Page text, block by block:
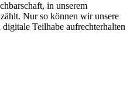
in unserem
Nur so können wir unsere
Teilhabe aufrechterhalten